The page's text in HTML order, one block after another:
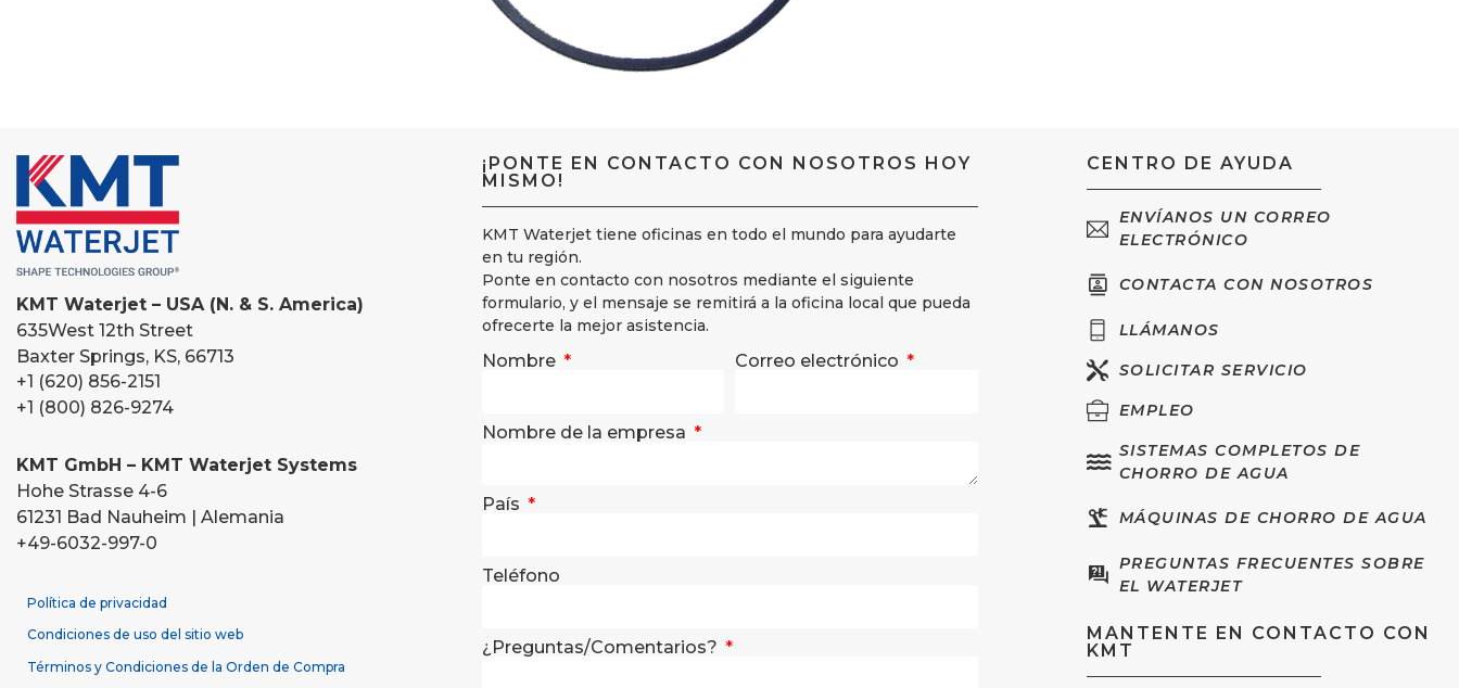
KMT Waterjet – USA (N. & S. America)
635West 12th Street
Baxter Springs, KS, 66713
+1 (620) 856-2151
+1 (800) 826-9274
KMT GmbH – KMT Waterjet Systems
Hohe Strasse 4-6
61231 Bad Nauheim | Alemania
+49-6032-997-0
Política de privacidad
Condiciones de uso del sitio web
Términos y Condiciones de la Orden de Compra
¡PONTE EN CONTACTO CON NOSOTROS HOY
MISMO!
KMT Waterjet tiene oficinas en todo el mundo para ayudarte
en tu región.
Ponte en contacto con nosotros mediante el siguiente
formulario, y el mensaje se remitirá a la oficina local que pueda
ofrecerte la mejor asistencia.
Nombre Correo electrónico
Nombre de la empresa
País
Teléfono
¿Preguntas/Comentarios?
CENTRO DE AYUDA
ENVÍANOS UN CORREO
ELECTRÓNICO
CONTACTA CON NOSOTROS
LLÁMANOS
SOLICITAR SERVICIO
EMPLEO
SISTEMAS COMPLETOS DE
CHORRO DE AGUA
MÁQUINAS DE CHORRO DE AGUA
PREGUNTAS FRECUENTES SOBRE
EL WATERJET
MANTENTE EN CONTACTO CON
KMT